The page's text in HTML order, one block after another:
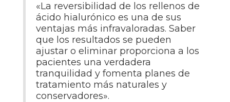
«La reversibilidad de los rellenos de
ácido hialurónico es una de sus
ventajas más infravaloradas. Saber
que los resultados se pueden
ajustar o eliminar proporciona a los
pacientes una verdadera
tranquilidad y fomenta planes de
tratamiento más naturales y
conservadores».